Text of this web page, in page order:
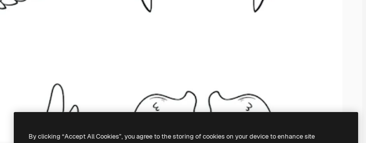
By clicking “Accept All Cookies”, you agree to the storing of cookies on your device to enhance site